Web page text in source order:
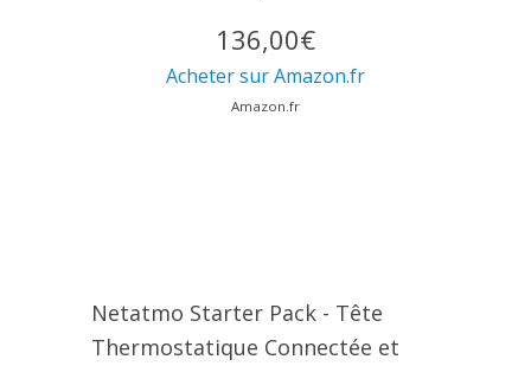
136,00€
Acheter sur Amazon.fr
Amazon.fr
Netatmo Starter Pack - Tête
Thermostatique Connectée et